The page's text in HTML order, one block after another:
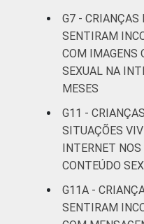
RENDA
G7 - CRIANÇAS
SENTIRAM
COM IMAGENS
SEXUAL NA
MESES
G11 -
SITUAÇÕES
INTERNET
CONTEÚDO
G11A -
SENTIRAM